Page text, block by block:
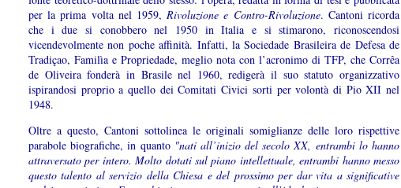
per la prima volta nel 1959,Rivoluzione e Contro-Rivoluzione. Cantoni ricorda
che i due si conobbero nel 1950 in Italia e si stimarono, riconoscendosi
vicendevolmente non poche affinità. Infatti, la Sociedade Brasileira de Defesa de
Tradiçao, Familìa e Propriedade, meglio nota con l’acronimo di TFP, che Corrêa
de Oliveira fonderà in Brasile nel 1960, redigerà il suo statuto organizzativo
ispirandosi proprio a quello dei Comitati Civici sorti per volontà di Pio XII nel
1948.
Oltre a questo, Cantoni sottolinea le originali somiglianze delle loro rispettive
parabole biografiche, in quanto "nati all’inizio del secolo XX, entrambi lo hanno
attraversato per intero. Molto dotati sul piano intellettuale, entrambi hanno messo
questo talento al servizio della Chiesa e del prossimo per dar vita a significative